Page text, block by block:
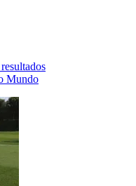
Mundo